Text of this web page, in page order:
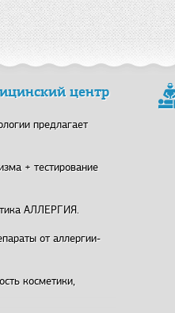
центр
предлагает
+ тестирование
АЛЛЕРГИЯ.
от аллергии-
косметики,